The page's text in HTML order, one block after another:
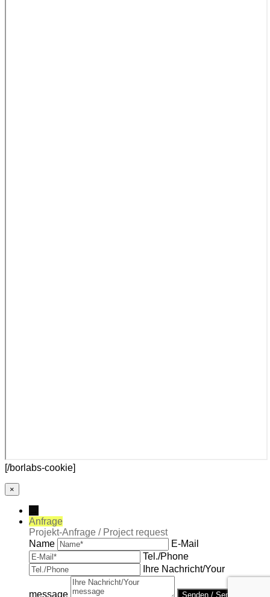
[/borlabs-cookie]
×
Anfrage
Projekt-Anfrage / Project request
Name
E-Mail
Tel./Phone
Ihre Nachricht/Your
message